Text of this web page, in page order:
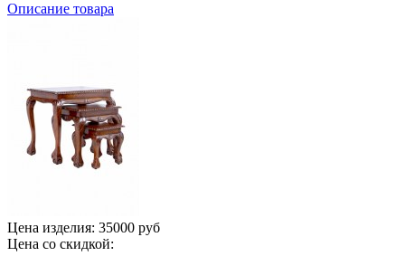
Описание товара
Цена изделия: 35000 руб
Цена со скидкой: